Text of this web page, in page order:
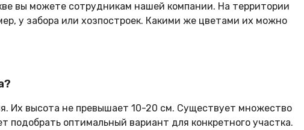
вы можете сотрудникам нашей компании. На территории
у забора или хозпостроек. Какими же цветами их можно
Их высота не превышает 10-20 см. Существует множество
подобрать оптимальный вариант для конкретного участка.